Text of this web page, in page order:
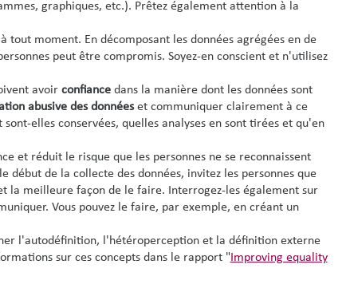
graphiques, etc.). Prêtez également attention à la
tout moment. En décomposant les données agrégées en de
peut être compromis. Soyez-en conscient et n'utilisez
avoir confiancedans la manière dont les données sont
abusive des donnéeset communiquer clairement à ce
elles conservées, quelles analyses en sont tirées et qu'en
et réduit le risque que les personnes ne se reconnaissent
début de la collecte des données, invitez les personnes que
la meilleure façon de le faire. Interrogez-les également sur
Vous pouvez le faire, par exemple, en créant un
l'autodéfinition, l'hétéroperception et la définition externe
sur ces concepts dans le rapport "Improving equality